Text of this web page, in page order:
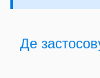
Де